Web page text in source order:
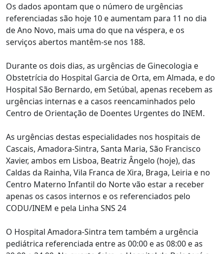
Os dados apontam que o número de urgências
referenciadas são hoje 10 e aumentam para 11 no dia
de Ano Novo, mais uma do que na véspera, e os
serviços abertos mantêm-se nos 188.
Durante os dois dias, as urgências de Ginecologia e
Obstetrícia do Hospital Garcia de Orta, em Almada, e do
Hospital São Bernardo, em Setúbal, apenas recebem as
urgências internas e a casos reencaminhados pelo
Centro de Orientação de Doentes Urgentes do INEM.
As urgências destas especialidades nos hospitais de
Cascais, Amadora-Sintra, Santa Maria, São Francisco
Xavier, ambos em Lisboa, Beatriz Ângelo (hoje), das
Caldas da Rainha, Vila Franca de Xira, Braga, Leiria e no
Centro Materno Infantil do Norte vão estar a receber
apenas os casos internos e os referenciados pelo
CODU/INEM e pela Linha SNS 24
O Hospital Amadora-Sintra tem também a urgência
pediátrica referenciada entre as 00:00 e as 08:00 e as